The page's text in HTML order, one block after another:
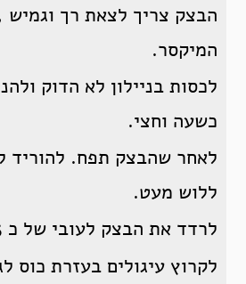
הבצק צריך לצאת רך
המיקסר.
לכסות בניילון לא הדוק
כשעה וחצי.
לאחר שהבצק תפח. להוריד
ללוש מעט.
לרדד את הבצק לעובי של כ 2.5 ס”מ .
לקרוץ עיגולים בעזרת כוס